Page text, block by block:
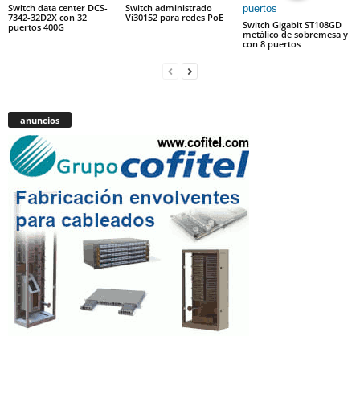
Switch data center DCS-
7342-32D2X con 32
puertos 400G
Switch administrado
Vi30152 para redes PoE
Switch Gigabit ST108GD
metálico de sobremesa y
con 8 puertos
anuncios